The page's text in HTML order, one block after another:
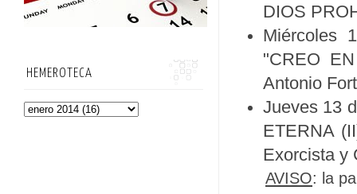
DIOS
Miércoles
"CREO
Antonio
Jueves 13
ETERNA
Exorcista y
AVISO: la
HEMEROTECA